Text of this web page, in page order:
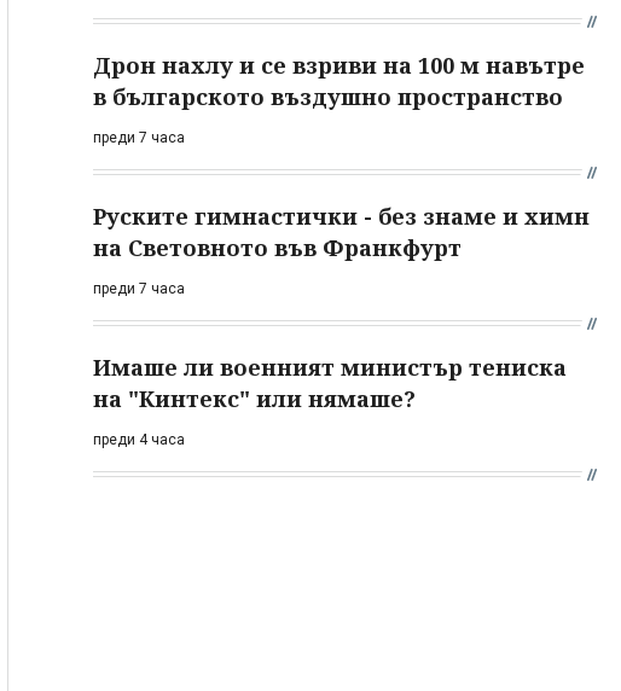
Дрон нахлу и се взриви на 100 м навътре
в българското въздушно пространство
преди 7 часа
Руските гимнастички - без знаме и химн
на Световното във Франкфурт
преди 7 часа
Имаше ли военният министър тениска
на "Кинтекс" или нямаше?
преди 4 часа